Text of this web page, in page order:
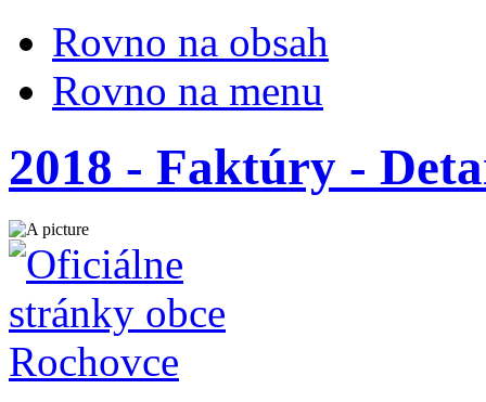
Rovno na obsah
Rovno na menu
2018 - Faktúry -